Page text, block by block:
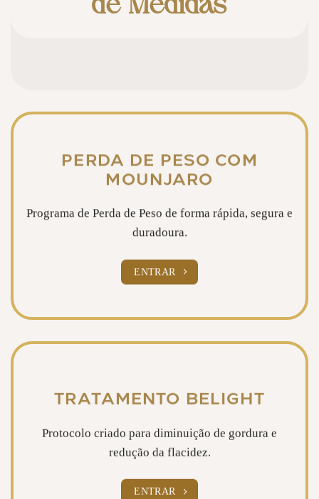
de Medidas
PERDA DE PESO COM
MOUNJARO
Programa de Perda de Peso de forma rápida, segura e
duradoura.
ENTRAR
TRATAMENTO BELIGHT
Protocolo criado para diminuição de gordura e
redução da flacidez.
ENTRAR